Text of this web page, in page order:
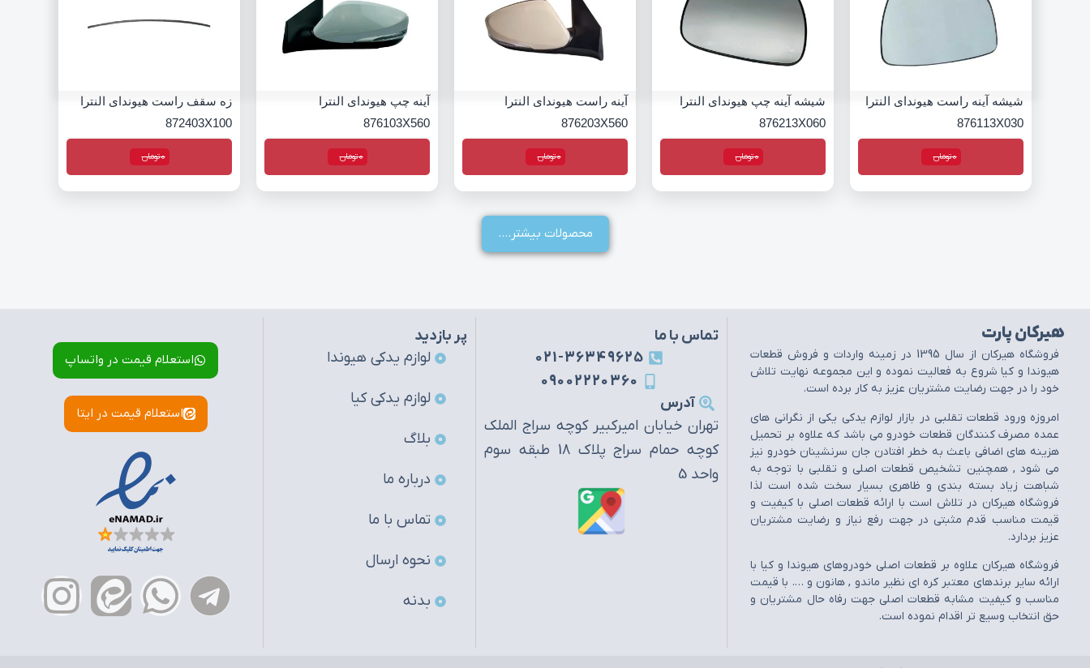
شیشه آینه راست هیوندای النترا
876113X030
0تومان
شیشه آینه چپ هیوندای النترا
876213X060
0تومان
آینه راست هیوندای النترا
876203X560
0تومان
آینه چپ هیوندای النترا
876103X560
0تومان
زه سقف راست هیوندای النترا
872403X100
0تومان
محصولات بیشتر....
هیرکان پارت
فروشگاه هيرکان از سال 1395 در زمينه واردات و فروش قطعات
هيوندا و کيا شروع به فعاليت نموده و اين مجموعه نهايت تلاش
خود را در جهت رضايت مشتريان عزيز به کار برده است.
امروزه ورود قطعات تقلبي در بازار لوازم يدکي يکي از نگراني هاي
عمده مصرف کنندگان قطعات خودرو مي باشد که علاوه بر تحميل
هزينه هاي اضافي باعث به خطر افتادن جان سرنشينان خودرو نيز
مي شود , همچنين تشخيص قطعات اصلي و تقلبي با توجه به
شباهت زياد بسته بندي و ظاهري بسيار سخت شده است لذا
فروشگاه هيرکان در تلاش است با ارائه قطعات اصلي با کيفيت و
قيمت مناسب قدم مثبتي در جهت رفع نياز و رضايت مشتريان
عزيز بردارد.
فروشگاه هيرکان علاوه بر قطعات اصلي خودروهاي هيوندا و کيا با
ارائه ساير برندهاي معتبر کره اي نظير ماندو , هانون و …. با قيمت
مناسب و کيفيت مشابه قطعات اصلي جهت رفاه حال مشتريان و
حق انتخاب وسيع تر اقدام نموده است.
تماس با ما
021-36349625
09002220360
آدرس
تهران خیابان امیرکبیر کوچه سراج الملک
کوچه حمام سراج پلاک 18 طبقه سوم
واحد 5
پر بازدید
لوازم یدکی هیوندا
لوازم یدکی کیا
بلاگ
درباره ما
تماس با ما
نحوه ارسال
بدنه
استعلام قیمت در واتساپ
استعلام قیمت در ایتا